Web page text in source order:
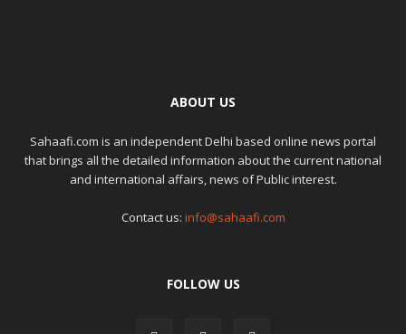
ABOUT US
Sahaafi.com is an independent Delhi based online news portal
that brings all the detailed information about the current national
and international affairs, news of Public interest.
Contact us: info@sahaafi.com
FOLLOW US